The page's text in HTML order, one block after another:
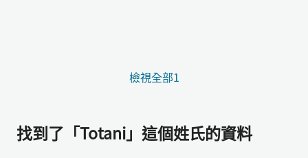
檢視全部1
找到了「Totani」這個姓氏的資料